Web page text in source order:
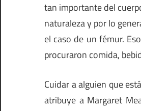
tan importante del
naturaleza y por lo
el caso de un fémur.
procuraron comida,
Cuidar a alguien que
atribuye a Margaret